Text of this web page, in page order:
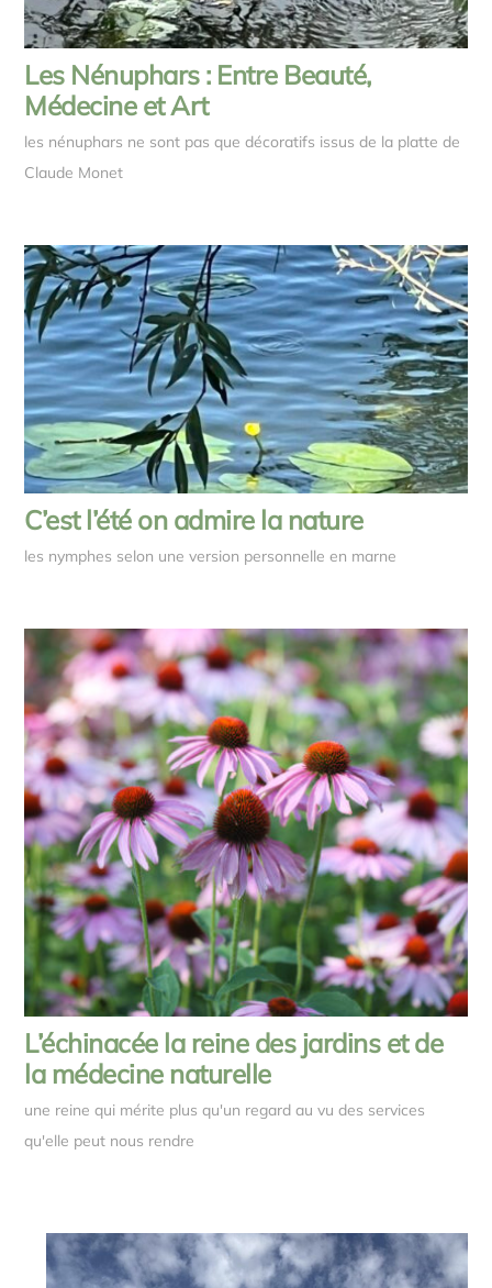
Les Nénuphars : Entre Beauté,
Médecine et Art
les nénuphars ne sont pas que décoratifs issus de la platte de
Claude Monet
C’est l’été on admire la nature
les nymphes selon une version personnelle en marne
L’échinacée la reine des jardins et de
la médecine naturelle
une reine qui mérite plus qu'un regard au vu des services
qu'elle peut nous rendre